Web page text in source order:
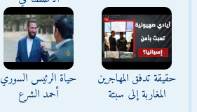
حقيقة تدفق المهاجرين
المغاربة إلى سبتة
حياة الرئيس السوري
أحمد الشرع